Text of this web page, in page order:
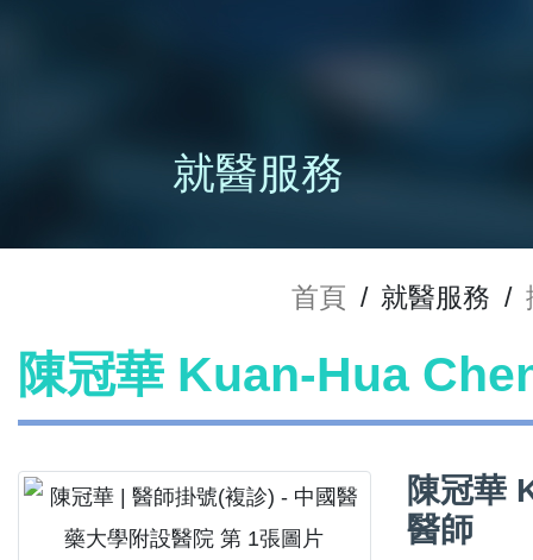
就醫服務
首頁 / 就醫服務 /
陳冠華 Kuan-Hua
陳冠華
醫師